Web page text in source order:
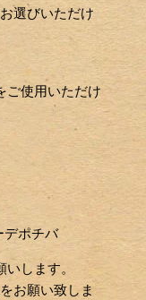
選びいただけ
ご使用いただけ
ポチバ
します。
お願い致しま